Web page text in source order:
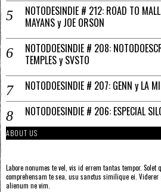
NOTODESINDIE # 212: ROAD TO
MAYANS y JOE ORSON
NOTODOESINDIE # 208:
TEMPLES y SVSTO
NOTODOESINDIE # 207: GENN y LA
NOTODOESINDIE # 206: ESPECIAL
ABOUT US
Labore nonumes te vel, vis id errem tantas tempor.
comprehensam te sea, usu sanctus similique ei.
alienum ne vim.